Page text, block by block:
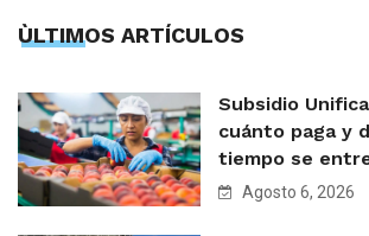
ÙLTIMOS ARTÍCULOS
Subsidio
cuánto paga y
tiempo se
Agosto 6, 2026